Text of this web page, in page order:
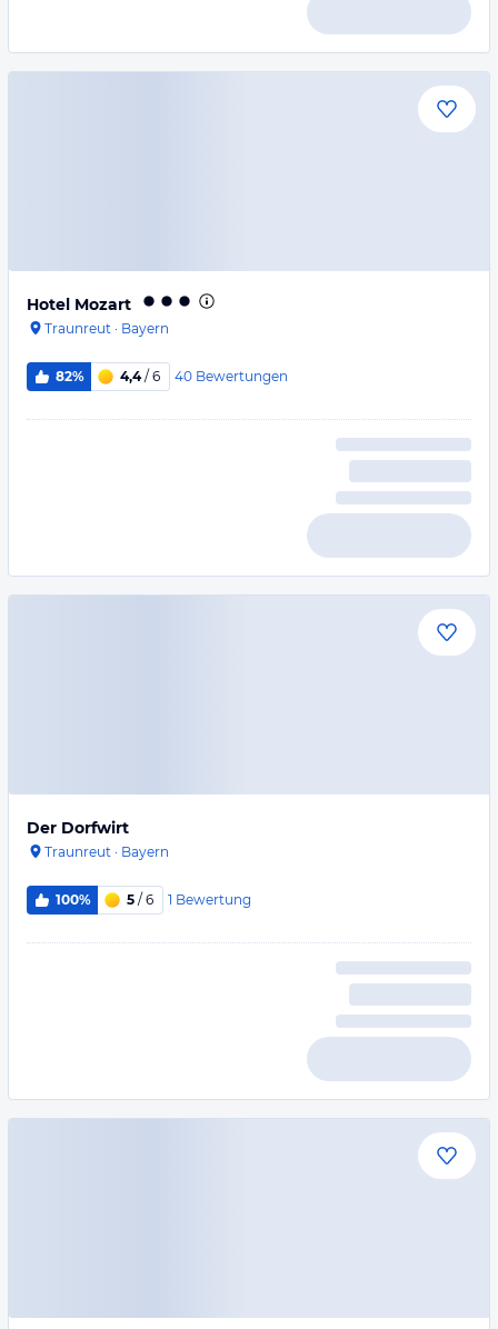
Hotel Mozart
Traunreut · Bayern
82% 4,4/ 6 40 Bewertungen
Der Dorfwirt
Traunreut · Bayern
100% 5 / 6 1 Bewertung